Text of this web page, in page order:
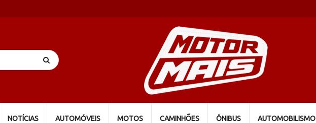
NOTÍCIAS AUTOMÓVEIS MOTOS CAMINHÕES ÔNIBUS AUTOMOBILISMO